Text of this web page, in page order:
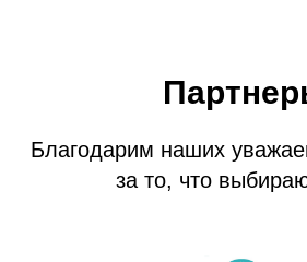
Благодарим наших
за то, что